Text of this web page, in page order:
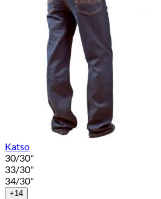
Katso
30/30"
33/30"
34/30"
+14